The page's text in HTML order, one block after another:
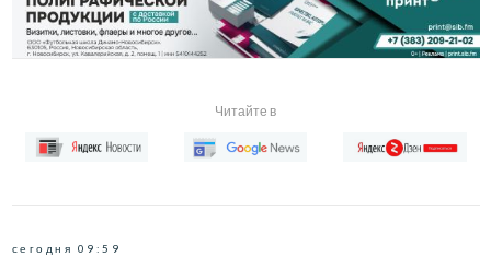
Читайте в
сегодня 09:59